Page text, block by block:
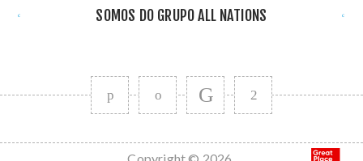
SOMOS DO GRUPO ALL NATIONS